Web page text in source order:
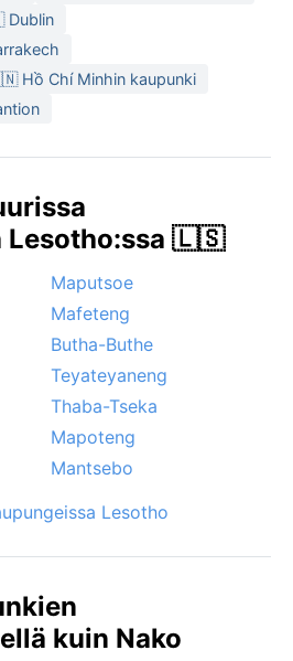
Hồ Chí Minhin kaupunki
Lesotho:ssa 🇱🇸
Maputsoe
Mafeteng
Butha-Buthe
Teyateyaneng
Thaba-Tseka
Mapoteng
Mantsebo
Lesotho
kuin Nako